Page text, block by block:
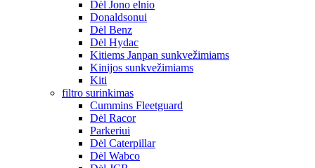
Dėl Jono elnio
Donaldsonui
Dėl Benz
Dėl Hydac
Kitiems Janpan sunkvežimiams
Kinijos sunkvežimiams
Kiti
filtro surinkimas
Cummins Fleetguard
Dėl Racor
Parkeriui
Dėl Caterpillar
Dėl Wabco